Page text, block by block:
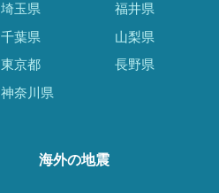
埼玉県
千葉県
東京都
神奈川県
福井県
山梨県
長野県
海外の地震